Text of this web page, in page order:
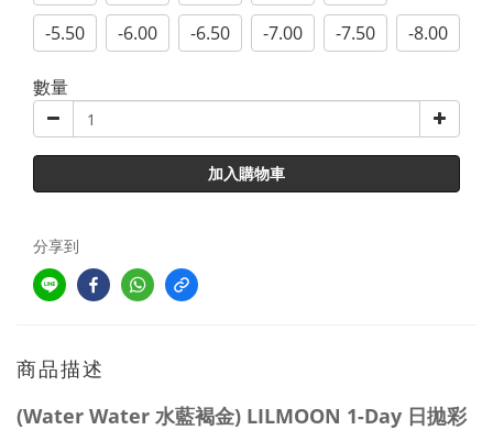
-5.50
-6.00 -6.50 -7.00 -7.50 -8.00
數量
加入購物車
分享到
商品描述
(Water Water 水藍褐金) LILMOON 1-Day 日拋彩